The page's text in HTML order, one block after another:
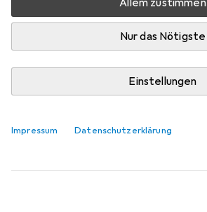
Allem zustimmen
Nur das Nötigste
Einstellungen
Impressum Datenschutzerklärung
Produktliste